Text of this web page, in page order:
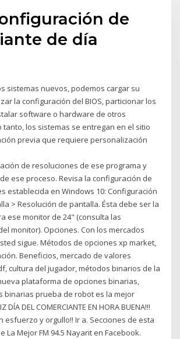
de
de día
sistemas nuevos, podemos cargar su
la configuración del BIOS, particionar los
software o hardware de otros
tanto, los sistemas se entregan en el sitio
previa que requiere personalización
de resoluciones de ese programa y
ese proceso. Revisa la configuración de
establecida en Windows 10: Configuración
> Resolución de pantalla. Ésta debe ser la
ese monitor de 24" (consulta las
monitor). Opciones. Con los mercados
sigue. Métodos de opciones xp market,
Beneficios, mercado de valores
cultura del jugador, métodos binarios de la
plataforma de opciones binarias,
binarias prueba de robot es la mejor
DÍA DEL COMERCIANTE EN HORA BUENA!!!
esfuerzo y orgullo!! Ir a. Secciones de esta
La Mejor FM 94.5 Nayarit en Facebook.